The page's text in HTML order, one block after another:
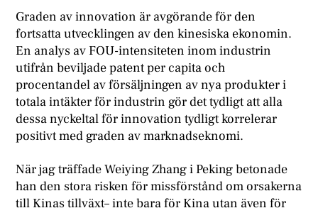
Graden av innovation är avgörande för den
fortsatta utvecklingen av den kinesiska ekonomin.
En analys av FOU-intensiteten inom industrin
utifrån beviljade patent per capita och
procentandel av försäljningen av nya produkter i
totala intäkter för industrin gör det tydligt att alla
dessa nyckeltal för innovation tydligt korrelerar
positivt med graden av marknadseknomi.
När jag träffade Weiying Zhang i Peking betonade
han den stora risken för missförstånd om orsakerna
till Kinas tillväxt– inte bara för Kina utan även för